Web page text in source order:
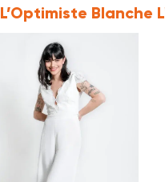
L’Optimiste Blanche